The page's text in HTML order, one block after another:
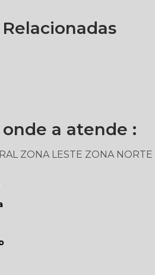
onde a atende :
ZONA LESTE ZONA NORTE